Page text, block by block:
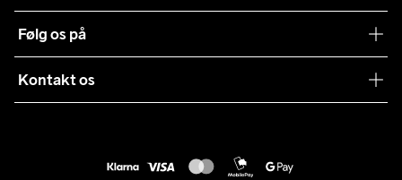
Samarbejder
Presse
Sustainability
Levering
Kundeservice
Følg os på
Kontakt os